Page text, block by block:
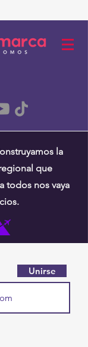
la
que
todos nos vaya
Unirse